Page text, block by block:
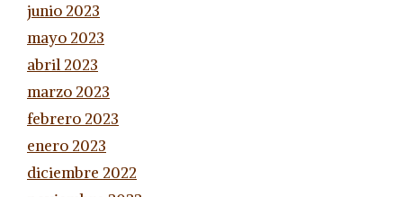
junio 2023
mayo 2023
abril 2023
marzo 2023
febrero 2023
enero 2023
diciembre 2022